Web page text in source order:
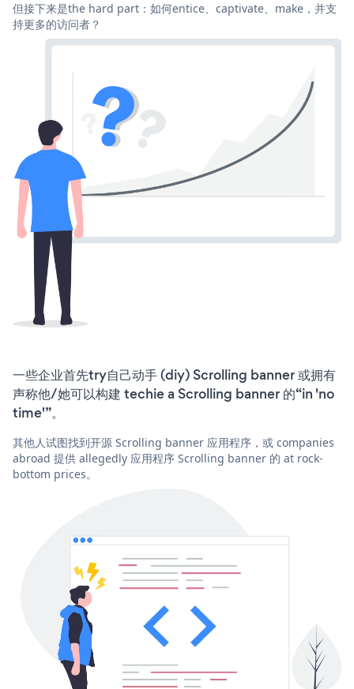
但接下来是the hard part：如何entice、captivate、make，并支
持更多的访问者？
一些企业首先try自己动手 (diy) Scrolling banner 或拥有
声称他/她可以构建 techie a Scrolling banner 的“in 'no
time'”。
其他人试图找到开源 Scrolling banner 应用程序，或 companies
abroad 提供 allegedly 应用程序 Scrolling banner 的 at rock-
bottom prices。